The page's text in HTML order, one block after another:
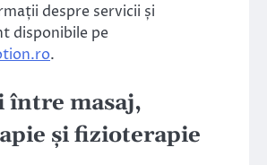
despre servicii și
disponibile pe
.
între masaj,
și fizioterapie